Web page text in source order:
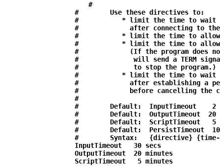
#
#        Use these directives to:
#           * limit the time to wait
#             after connecting to the
#           * limit the time to allow
#           * limit the time to
#             (If the program does
#              will send a TERM
#              to stop the program.)
#           * limit the time to wait
#             after establishing a
#             before cancelling the
#
#        Default:  InputTimeout    2
#        Default:  OutputTimeout  20
#        Default:  ScriptTimeout   5
#        Default:  PersistTimeout  10
#        Syntax:   {directive} {time-
InputTimeout   30 secs
OutputTimeout  20 minutes
ScriptTimeout   5 minutes